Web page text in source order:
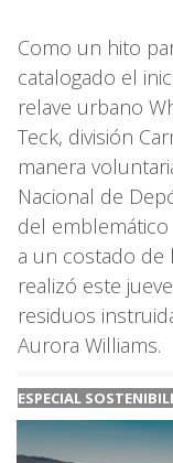
Como un hito
catalogado el
relave urbano
Teck, división
manera
Nacional de
del
a un costado de
realizó este
residuos
Aurora Williams.
ESPECIAL